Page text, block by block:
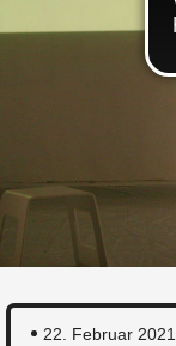
22. Fe­bru­ar